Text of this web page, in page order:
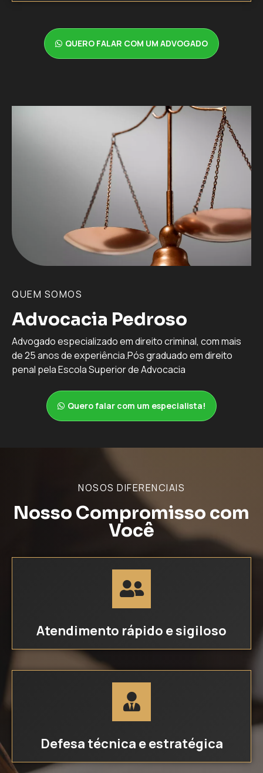
QUERO FALAR COM UM ADVOGADO
QUEM SOMOS
Advocacia Pedroso
Advogado especializado em direito criminal, com mais
de 25 anos de experiência.Pós graduado em direito
penal pela Escola Superior de Advocacia
Quero falar com um especialista!
NOSOS DIFERENCIAIS
Nosso Compromisso com
Você
Atendimento rápido e sigiloso
Defesa técnica e estratégica